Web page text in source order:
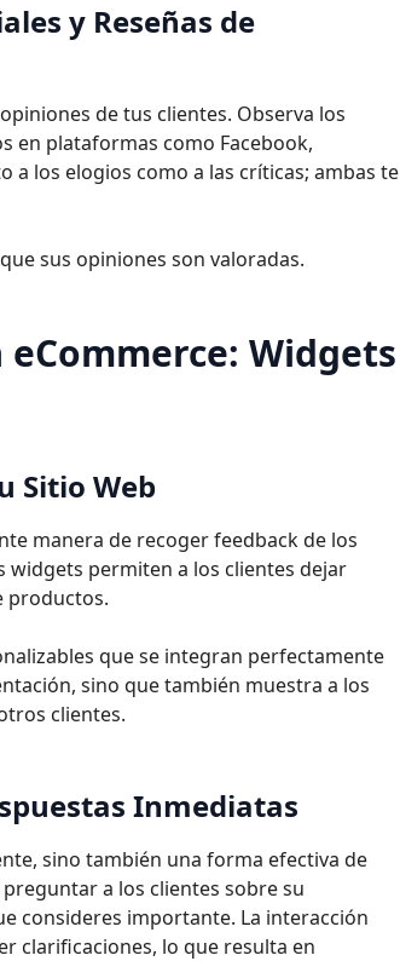
y Reseñas de
de tus clientes. Observa los
en plataformas como Facebook,
a los elogios como a las críticas; ambas te
sus opiniones sonvaloradas.
Widgets
SitioWeb
manera de recoger feedback de los
permiten a los clientes dejar
productos.
que se integran perfectamente
sino que también muestra a los
clientes.
Inmediatas
sino también una forma efectiva de
a los clientes sobre su
consideres importante. La interacción
clarificaciones, lo que resulta en